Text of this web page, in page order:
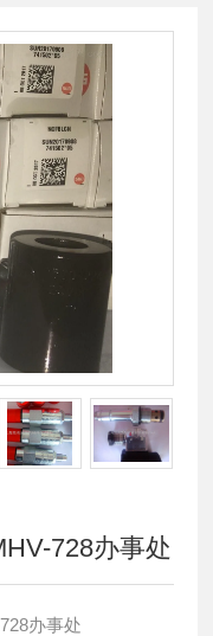
728办事处
办事处